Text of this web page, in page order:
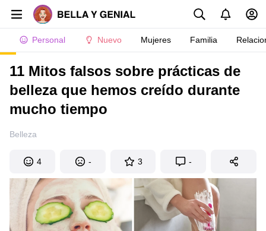
Personal Nuevo Mujeres Familia
11 Mitos falsos sobre prácticas de
belleza que hemos creído durante
mucho tiempo
Belleza
4 - 3 -